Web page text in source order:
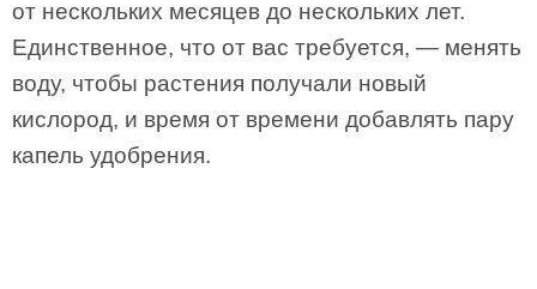
от нескольких месяцев до нескольких лет.
Единственное, что от вас требуется, — менять
воду, чтобы растения получали новый
кислород, и время от времени добавлять пару
капель удобрения.